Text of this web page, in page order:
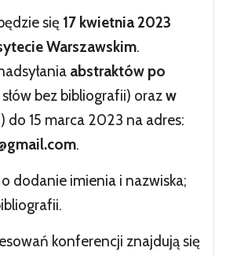
się 17 kwietnia 2023
Warszawskim.
abstraktów po
bez bibliografii) orazw
do 15 marca 2023 na adres:
.
dodanie imienia i nazwiska;
konferencji znajdują się